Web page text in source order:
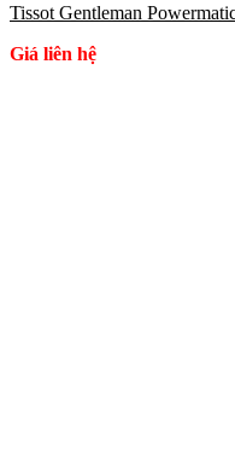
Tissot Gentleman
Giá liên hệ